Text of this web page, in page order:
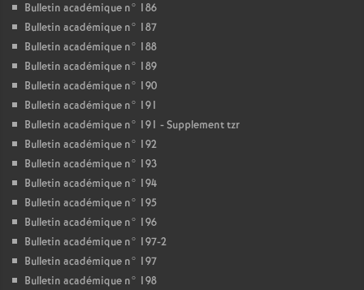
Bulletin académique n° 186
Bulletin académique n° 187
Bulletin académique n° 188
Bulletin académique n° 189
Bulletin académique n° 190
Bulletin académique n° 191
Bulletin académique n° 191 - Supplement tzr
Bulletin académique n° 192
Bulletin académique n° 193
Bulletin académique n° 194
Bulletin académique n° 195
Bulletin académique n° 196
Bulletin académique n° 197-2
Bulletin académique n° 197
Bulletin académique n° 198